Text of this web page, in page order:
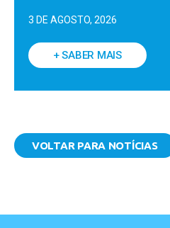
3 DE AGOSTO, 2026
+ SABER MAIS
VOLTAR PARA NOTÍCIAS